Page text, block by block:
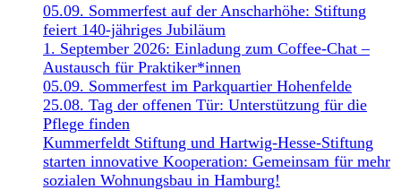
05.09. Sommerfest auf der Anscharhöhe: Stiftung
feiert 140-jähriges Jubiläum
1. September 2026: Einladung zum Coffee-Chat –
Austausch für Praktiker*innen
05.09. Sommerfest im Parkquartier Hohenfelde
25.08. Tag der offenen Tür: Unterstützung für die
Pflege finden
Kummerfeldt Stiftung und Hartwig-Hesse-Stiftung
starten innovative Kooperation: Gemeinsam für mehr
sozialen Wohnungsbau in Hamburg!